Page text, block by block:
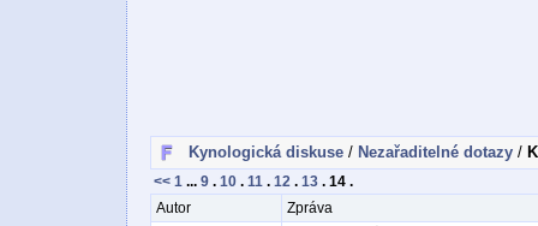
Kynologická diskuse / Nezařaditelné dotazy /
<< 1 ... 9 . 10 . 11 . 12 . 13 . 14 .
Autor
Zpráva